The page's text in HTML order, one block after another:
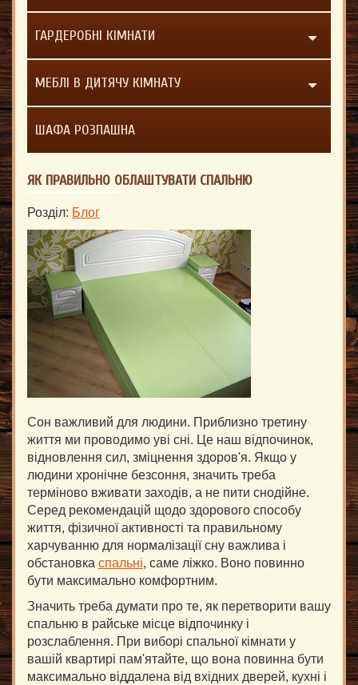
ГАРДЕРОБНІ КІМНАТИ
МЕБЛІ В ДИТЯЧУ КІМНАТУ
ШАФА РОЗПАШНА
ЯК ПРАВИЛЬНО ОБЛАШТУВАТИ СПАЛЬНЮ
Розділ: Блог
Сон важливий для людини. Приблизно третину
життя ми проводимо уві сні. Це наш відпочинок,
відновлення сил, зміцнення здоров'я. Якщо у
людини хронічне безсоння, значить треба
терміново вживати заходів, а не пити снодійне.
Серед рекомендацій щодо здорового способу
життя, фізичної активності та правильному
харчуванню для нормалізації сну важлива і
обстановка спальні, саме ліжко. Воно повинно
бути максимально комфортним.
Значить треба думати про те, як перетворити вашу
спальню в райське місце відпочинку і
розслаблення. При виборі спальної кімнати у
вашій квартирі пам'ятайте, що вона повинна бути
максимально віддалена від вхідних дверей, кухні і